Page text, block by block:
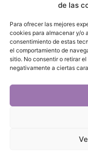
de las
Para ofrecer las mejores
cookies para almacenar y/o
consentimiento de estas
el comportamiento de
sitio. No consentir o retirar
negativamente a ciertas